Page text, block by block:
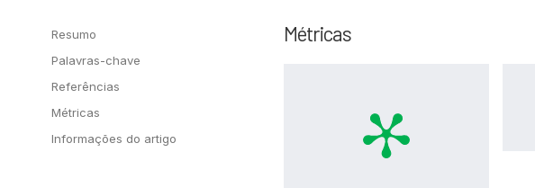
Resumo
Palavras-chave
Referências
Métricas
Informações do artigo
Métricas